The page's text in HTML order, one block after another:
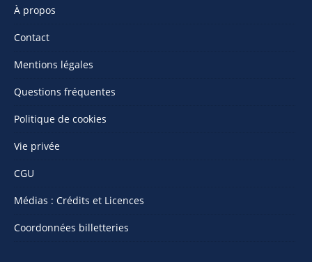
À propos
Contact
Mentions légales
Questions fréquentes
Politique de cookies
Vie privée
CGU
Médias : Crédits et Licences
Coordonnées billetteries